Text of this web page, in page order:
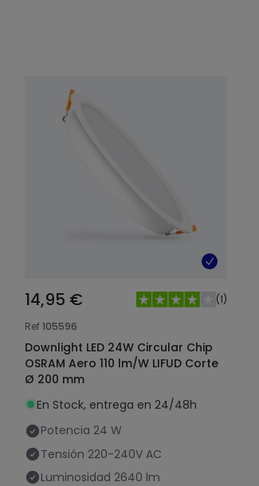
14,95 € (1)
Ref105596
Downlight LED 24W Circular Chip
OSRAM Aero 110 lm/W LIFUD Corte
Ø 200 mm
En Stock, entrega en 24/48h
Potencia 24 W
Tensión 220-240V AC
Luminosidad 2640 lm